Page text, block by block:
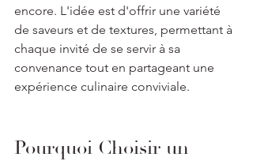
encore. L'idée est d'offrir une variété
de saveurs et de textures, permettant à
chaque invité de se servir à sa
convenance tout en partageant une
expérience culinaire conviviale.
Pourquoi Choisir un